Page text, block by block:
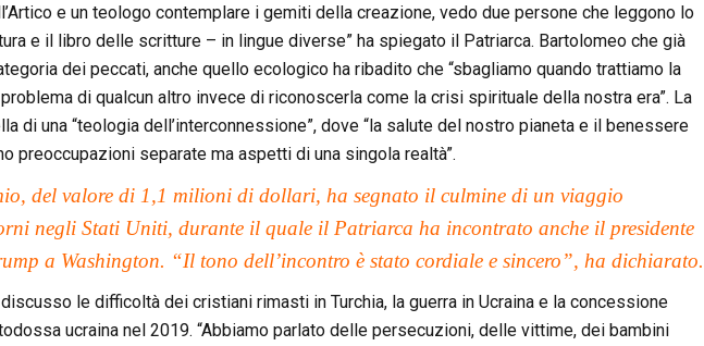
e un teologo contemplare i gemiti della creazione, vedo due persone che leggono lo
e il libro delle scritture – in lingue diverse” ha spiegato il Patriarca. Bartolomeo che già
dei peccati, anche quello ecologico ha ribadito che “sbagliamo quando trattiamo la
di qualcun altro invece di riconoscerla come la crisi spirituale della nostra era”. La
di una “teologia dell’interconnessione”, dove “la salute del nostro pianeta e il benessere
preoccupazioni separate ma aspetti di una singola realtà”.
del valore di 1,1 milioni di dollari, ha segnato il culmine di un viaggio
negli Stati Uniti, durante il quale il Patriarca ha incontrato anche il presidente
a Washington. “Il tono dell’incontro è stato cordiale e sincero”, ha dichiarato.
le difficoltà dei cristiani rimasti in Turchia, la guerra in Ucraina e la concessione
ucraina nel 2019. “Abbiamo parlato delle persecuzioni, delle vittime, dei bambini